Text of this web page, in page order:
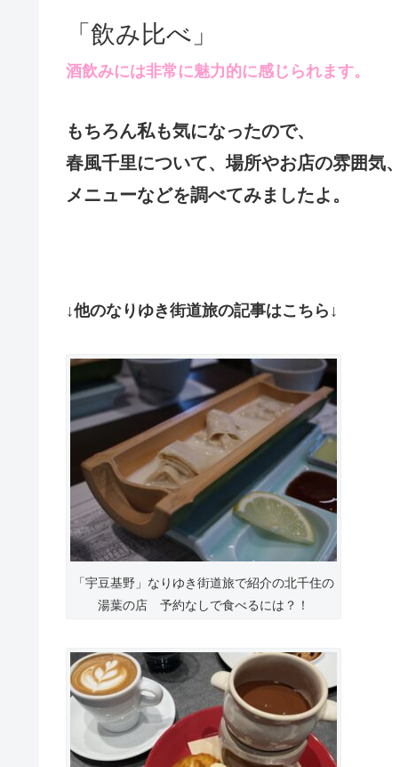
「飲み比べ」
酒飲みには非常に魅力的に感じられます。
もちろん私も気になったので、
春風千里について、場所やお店の雰囲気、
メニューなどを調べてみましたよ。
↓他のなりゆき街道旅の記事はこちら↓
「宇豆基野」なりゆき街道旅で紹介の北千住の
湯葉の店 予約なしで食べるには？！